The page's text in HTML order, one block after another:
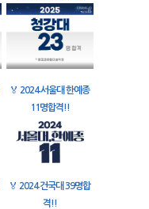
🏅 2024 서울대 한예종
11명합격!!
🏅 2024 건국대 39명합
격!!